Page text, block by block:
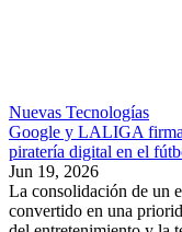
Nuevas Tecnologías
Google y LALIGA
piratería digital en el
Jun 19, 2026
La consolidación de un
convertido en una